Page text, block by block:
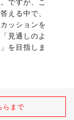
える中で、
ッションを
見通しのよ
を目指しま
らまで